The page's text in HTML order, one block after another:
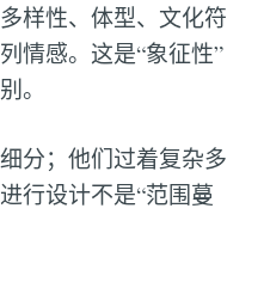
样性、体型、文化符
情感。这是“象征性”
。
分；他们过着复杂多
行设计不是“范围蔓